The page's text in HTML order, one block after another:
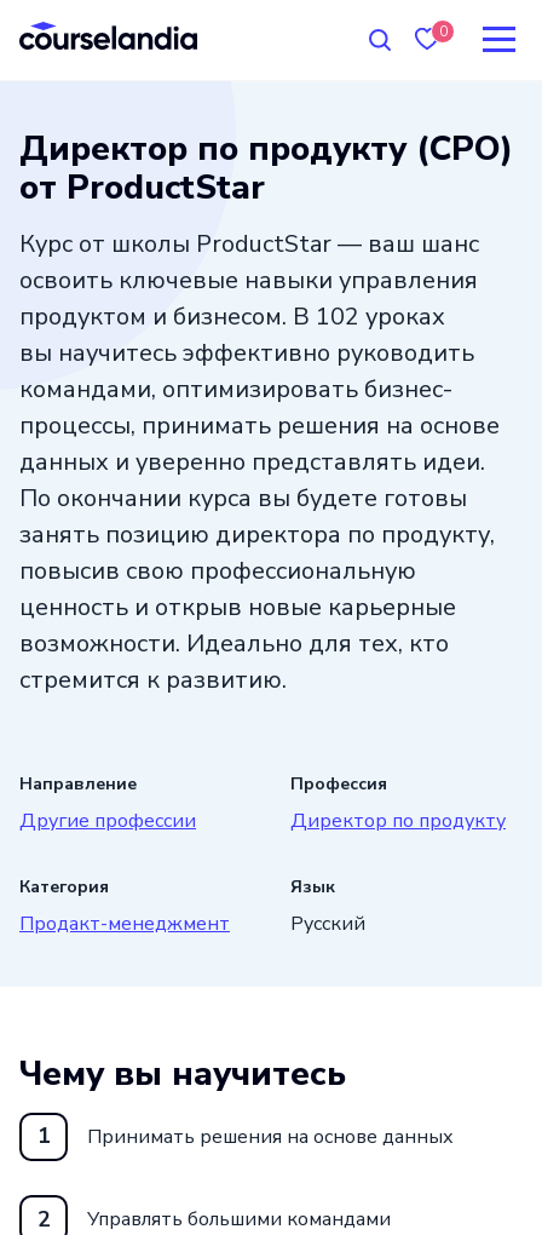
0
Директор по продукту (CPO)
от ProductStar
Курс от школы ProductStar — ваш шанс
освоить ключевые навыки управления
продуктом и бизнесом. В 102 уроках
вы научитесь эффективно руководить
командами, оптимизировать бизнес-
процессы, принимать решения на основе
данных и уверенно представлять идеи.
По окончании курса вы будете готовы
занять позицию директора по продукту,
повысив свою профессиональную
ценность и открыв новые карьерные
возможности. Идеально для тех, кто
стремится к развитию.
Направление
Другие профессии
Профессия
Директор по продукту
Категория
Продакт-менеджмент
Язык
Русский
Чему вы научитесь
1 Принимать решения на основе данных
2 Управлять большими командами